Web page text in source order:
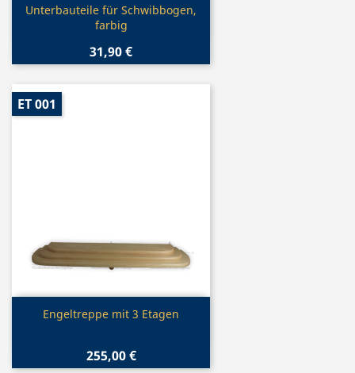
Vorschau
Unterbauteile für Schwibbogen,
farbig
31,90 €
Vorschau
Engeltreppe mit 3 Etagen
255,00 €
ET 001